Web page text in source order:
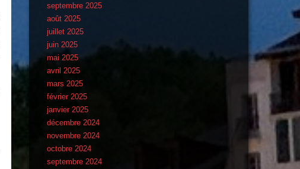
septembre 2025
août 2025
juillet 2025
juin 2025
mai 2025
avril 2025
mars 2025
février 2025
janvier 2025
décembre 2024
novembre 2024
octobre 2024
septembre 2024